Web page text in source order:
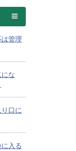
管理
な
口に
入る